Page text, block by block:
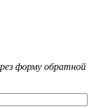
форму обратной